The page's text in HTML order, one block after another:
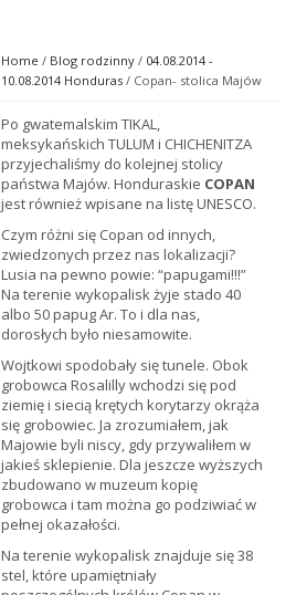
Home / Blog rodzinny / 04.08.2014 -
10.08.2014 Honduras / Copan- stolica Majów
Po gwatemalskim TIKAL,
meksykańskich TULUM i CHICHENITZA
przyjechaliśmy do kolejnej stolicy
państwa Majów. Honduraskie COPAN
jest również wpisane na listę UNESCO.
Czym różni się Copan od innych,
zwiedzonych przez nas lokalizacji?
Lusia na pewno powie: “papugami!!!”
Na terenie wykopalisk żyje stado 40
albo 50 papug Ar. To i dla nas,
dorosłych było niesamowite.
Wojtkowi spodobały się tunele. Obok
grobowca Rosalilly wchodzi się pod
ziemię i siecią krętych korytarzy okrąża
się grobowiec. Ja zrozumiałem, jak
Majowie byli niscy, gdy przywaliłem w
jakieś sklepienie. Dla jeszcze wyższych
zbudowano w muzeum kopię
grobowca i tam można go podziwiać w
pełnej okazałości.
Na terenie wykopalisk znajduje się 38
stel, które upamiętniały